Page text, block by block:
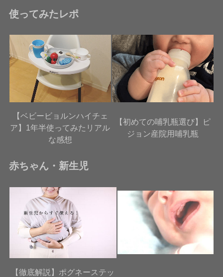
使ってみたレポ
【ベビービョルンハイチェ
ア】1年半使ってみたリアル
な感想
【初めての哺乳瓶選び】ピ
ジョン産院用哺乳瓶
赤ちゃん・新生児
【徹底解説】ポグネーステッ